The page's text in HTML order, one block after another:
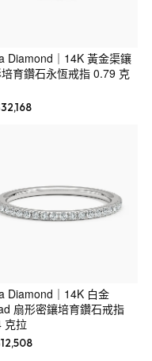
Diamond｜14K 黃金渠鑲
育鑽石永恆戒指 0.79 克
32,168
Diamond｜14K 白金
扇形密鑲培育鑽石戒指
克拉
12,508